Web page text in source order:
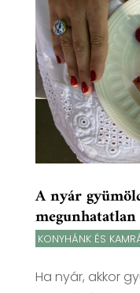
A nyár
KONYHÁNK ÉS
Ha nyár, akkor